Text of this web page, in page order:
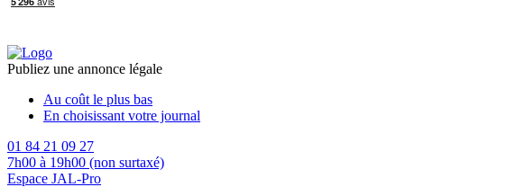
Publiez une annonce légale
Au coût le plus bas
En choisissant votre journal
01 84 21 09 27
7h00 à 19h00 (non surtaxé)
Espace JAL-Pro